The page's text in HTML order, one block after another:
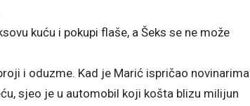
kuću i pokupi flaše, a Šeks se ne može
i oduzme. Kad je Marić ispričao novinarima
sjeo je u automobil koji košta blizu milijun